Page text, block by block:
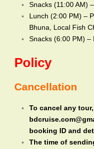
Snacks (11:00 AM)
Lunch (2:00 PM) –
Bhuna, Local Fish
Snacks (6:00 PM) –
Policy
Cancellation
To cancel any
booking ID and
The time of